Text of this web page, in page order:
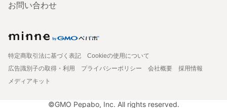
お問い合わせ
特定商取引法に基づく表記
Cookieの使用について
広告識別子の取得・利用
プライバシーポリシー 会社概要
採用情報
メディアキット
©GMO Pepabo, Inc. All rights reserved.